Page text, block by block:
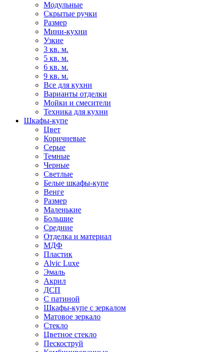
Модульные
Скрытые ручки
Размер
Мини-кухни
Узкие
3 кв. м.
5 кв. м.
6 кв. м.
9 кв. м.
Все для кухни
Варианты отделки
Мойки и смесители
Техника для кухни
Шкафы-купе
Цвет
Коричневые
Серые
Темные
Черные
Светлые
Белые шкафы-купе
Венге
Размер
Маленькие
Большие
Средние
Отделка и материал
МДФ
Пластик
Alvic Luxe
Эмаль
Акрил
ДСП
С патиной
Шкафы-купе с зеркалом
Матовое зеркало
Стекло
Цветное стекло
Пескоструй